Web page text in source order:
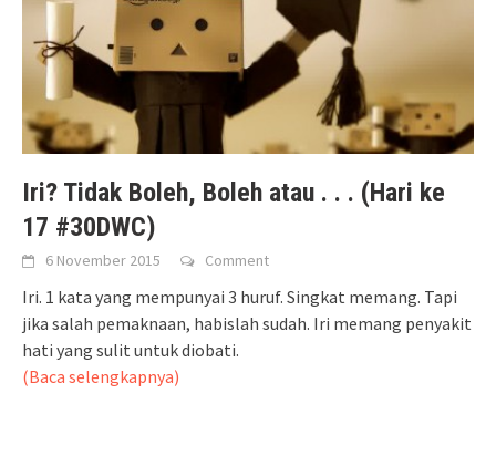
Iri? Tidak Boleh, Boleh atau . . . (Hari ke
17 #30DWC)
6 November 2015 Comment
Iri. 1 kata yang mempunyai 3 huruf. Singkat memang. Tapi
jika salah pemaknaan, habislah sudah. Iri memang penyakit
hati yang sulit untuk diobati.
(Baca selengkapnya)